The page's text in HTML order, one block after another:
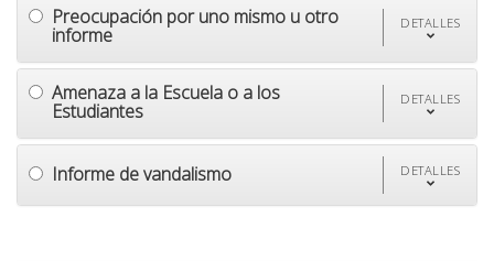
Preocupación por uno mismo u otro
informe
DETALLES
Amenaza a la Escuela o a los
Estudiantes
DETALLES
Informe de vandalismo DETALLES